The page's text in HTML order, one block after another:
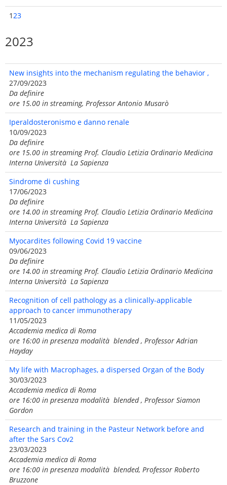
123
2023
New insights into the mechanism regulating the behavior ,
27/09/2023
Da definire
ore 15.00 in streaming, Professor Antonio Musarò
Iperaldosteronismo e danno renale
10/09/2023
Da definire
ore 15.00 in streaming Prof. Claudio Letizia Ordinario Medicina
Interna Università La Sapienza
Sindrome di cushing
17/06/2023
Da definire
ore 14.00 in streaming Prof. Claudio Letizia Ordinario Medicina
Interna Università La Sapienza
Myocardites following Covid 19 vaccine
09/06/2023
Da definire
ore 14.00 in streaming Prof. Claudio Letizia Ordinario Medicina
Interna Università La Sapienza
Recognition of cell pathology as a clinically-applicable
approach to cancer immunotherapy
11/05/2023
Accademia medica di Roma
ore 16:00 in presenza modalità blended , Professor Adrian
Hayday
My life with Macrophages, a dispersed Organ of the Body
30/03/2023
Accademia medica di Roma
ore 16:00 in presenza modalità blended , Professor Siamon
Gordon
Research and training in the Pasteur Network before and
after the Sars Cov2
23/03/2023
Accademia medica di Roma
ore 16:00 in presenza modalità blended, Professor Roberto
Bruzzone